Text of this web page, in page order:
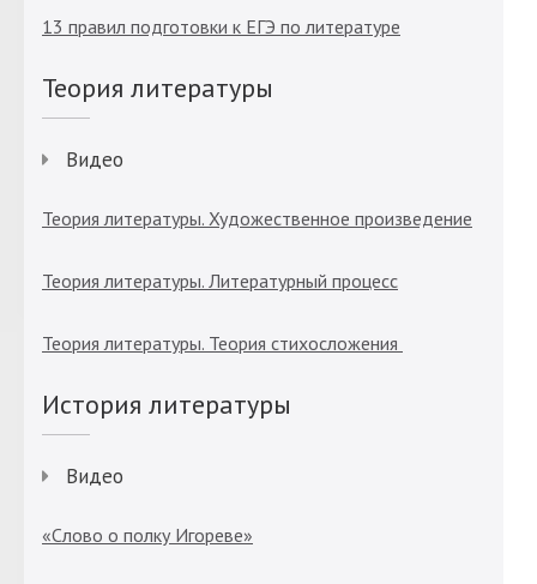
13 правил подготовки к ЕГЭ по литературе
Теория литературы
Видео
Теория литературы. Художественное произведение
Теория литературы. Литературный процесс
Теория литературы. Теория стихосложения
История литературы
Видео
«Слово о полку Игореве»